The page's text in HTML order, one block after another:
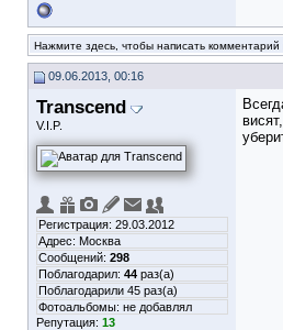
Нажмите здесь, чтобы написать
09.06.2013, 00:16
Transcend
V.I.P.
Регистрация: 29.03.2012
Адрес: Москва
Сообщений: 298
Поблагодарил: 44 раз(а)
Поблагодарили 45 раз(а)
Фотоальбомы: не добавлял
Репутация: 13